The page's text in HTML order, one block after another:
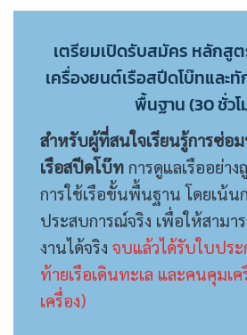
เตรียมเปิดรับสมัคร หลักสู
เครื่องยนต์เรือสปีดโบ๊ทและทั
พื้นฐาน (30 ชั่วโ
สำหรับผู้ที่สนใจเรียนรู้การซ่อม
เรือสปีดโบ๊ท การดูแลเรืออย่า
การใช้เรือขั้นพื้นฐาน โดยเน้น
ประสบการณ์จริง เพื่อให้สามา
งานได้จริง จบแล้วได้รับใบปร
ท้ายเรือเดินทะเล และคนคุมเ
เครื่อง)